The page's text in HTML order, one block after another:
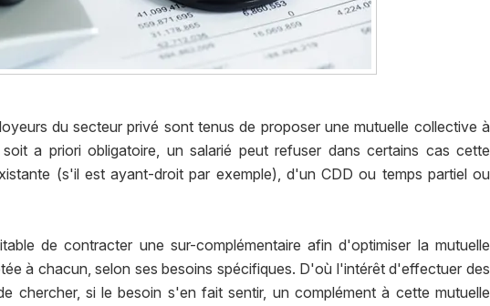
du secteur privé sont tenus de proposer une mutuelle collective à
a priori obligatoire, un salarié peut refuser dans certains cas cette
(s'il est ayant-droit par exemple), d'un CDD ou temps partiel ou
de contracter une sur-complémentaire afin d'optimiser la mutuelle
à chacun, selon ses besoins spécifiques. D'où l'intérêt d'effectuer des
chercher, si le besoin s'en fait sentir, un complément à cette mutuelle